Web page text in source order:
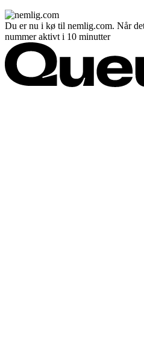
Du er nu i kø til nemlig.com. Når
nummer aktivt i 10 minutter